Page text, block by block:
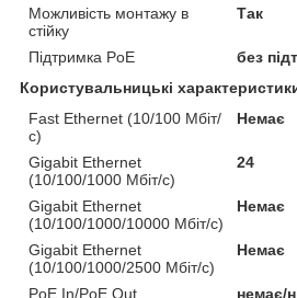
Можливість монтажу в
стійку
Так
Підтримка PoE
без
Користувальницькі
Fast Ethernet (10/100 Мбіт/
с)
Немає
Gigabit Ethernet
(10/100/1000 Мбіт/с)
24
Gigabit Ethernet
(10/100/1000/10000 Мбіт/с)
Немає
Gigabit Ethernet
(10/100/1000/2500 Мбіт/с)
Немає
PoE In/PoE Out
немає/